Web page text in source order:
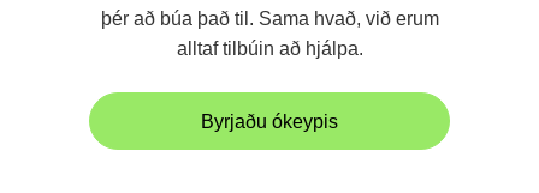
þér að búa það til. Sama hvað, við erum
alltaf tilbúin að hjálpa.
Byrjaðu ókeypis